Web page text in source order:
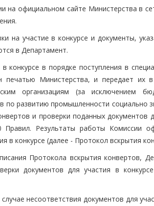
на официальном сайте Министерства в
на участие в конкурсе и документы,
в Департамент.
конкурсе в порядке поступления в
печатью Министерства, и передает их
организациям (за исключением
развитию промышленности социально
и проверки поданных документов
Правил. Результаты работы Комиссии
в конкурсе (далее - Протокол вскрытия
Протокола вскрытия конвертов,
документов для участия в
несоответствия документов для